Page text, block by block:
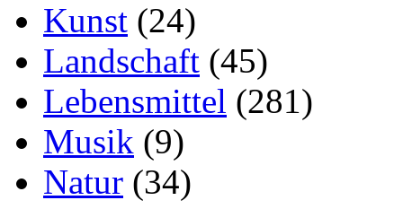
Kunst (24)
Landschaft (45)
Lebensmittel (281)
Musik (9)
Natur (34)